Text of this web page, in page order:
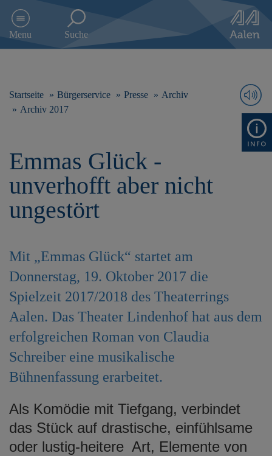
e
Menu Suche
Startseite Bürgerservice Presse
Archiv
Archiv 2017
Emmas Glück -
unverhofft aber nicht
ungestört
Mit „Emmas Glück“ startet am
Donnerstag, 19. Oktober 2017 die
Spielzeit 2017/2018 des Theaterrings
Aalen. Das Theater Lindenhof hat aus dem
erfolgreichen Roman von Claudia
Schreiber eine musikalische
Bühnenfassung erarbeitet.
Als Komödie mit Tiefgang, verbindet
das Stück auf drastische, einfühlsame
oder lustig-heitere Art, Elemente von